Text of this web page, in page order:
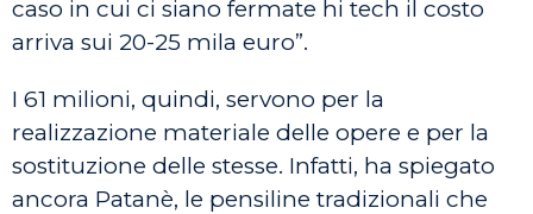
caso in cui ci siano fermate hi tech il costo
arriva sui 20-25 mila euro”.
I 61 milioni, quindi, servono per la
realizzazione materiale delle opere e per la
sostituzione delle stesse. Infatti, ha spiegato
ancora Patanè, le pensiline tradizionali che